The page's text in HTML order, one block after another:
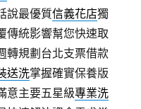
說最優質信義花店獨
傳統影響幫您快速取
轉規劃台北支票借款
送洗掌握確實保養版
意主要五星級專業洗